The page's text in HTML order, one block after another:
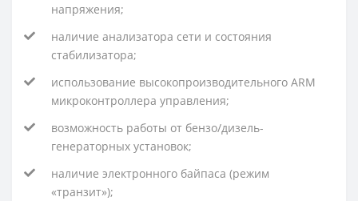
напряжения;
наличие анализатора сети и состояния
стабилизатора;
использование высокопроизводительного ARM
микроконтроллера управления;
возможность работы от бензо/дизель-
генераторных установок;
наличие электронного байпаса (режим
«транзит»);